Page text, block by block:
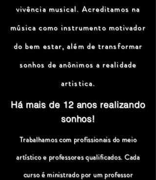
vivência musical. Acreditamos na
música como instrumento motivador
do bem estar, além de transformar
sonhos de anônimos a realidade
artistica.
Há mais de 12 anos realizando
sonhos!
Trabalhamos com profissionais do meio
artístico e professores qualificados. Cada
curso é ministrado por um professor